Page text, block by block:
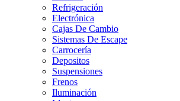
Electrónica
Cajas De Cambio
Sistemas De Escape
Carrocería
Depositos
Suspensiones
Frenos
Iluminación
Llantas
NEUMÁTICOS DE ASFALTO